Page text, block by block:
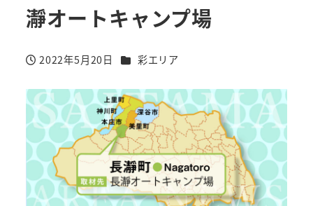
瀞オートキャンプ場
投稿日
2022年5月20日 カテゴリー
彩エリア